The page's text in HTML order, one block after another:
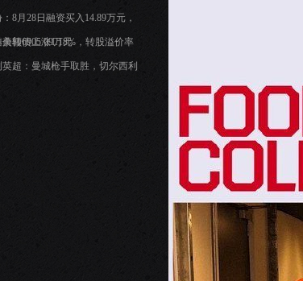
8月28日融资买入14.89万元，
额6905.09万元
美转债上涨1.18%，转股溢价率
超：曼城枪手取胜，切尔西利